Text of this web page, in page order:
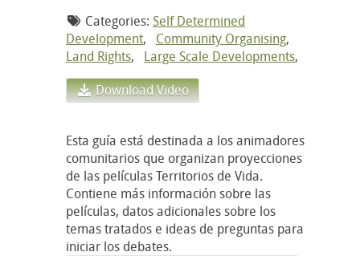
Categories: Self Determined
Development, Community Organising,
Land Rights, Large Scale Developments,
Download Video
Esta guía está destinada a los animadores
comunitarios que organizan proyecciones
de las películas Territorios de Vida.
Contiene más información sobre las
películas, datos adicionales sobre los
temas tratados e ideas de preguntas para
iniciar los debates.